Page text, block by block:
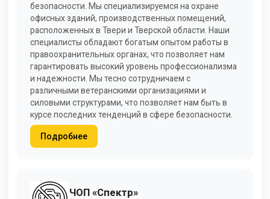
безопасности. Мы специализируемся на охране
офисных зданий, производственных помещений,
расположенных в Твери и Тверской области. Наши
специалисты обладают богатым опытом работы в
правоохранительных органах, что позволяет нам
гарантировать высокий уровень профессионализма
и надежности. Мы тесно сотрудничаем с
различными ветеранскими организациями и
силовыми структурами, что позволяет нам быть в
курсе последних тенденций в сфере безопасности.
Подробнее
ЧОП «Спектр»